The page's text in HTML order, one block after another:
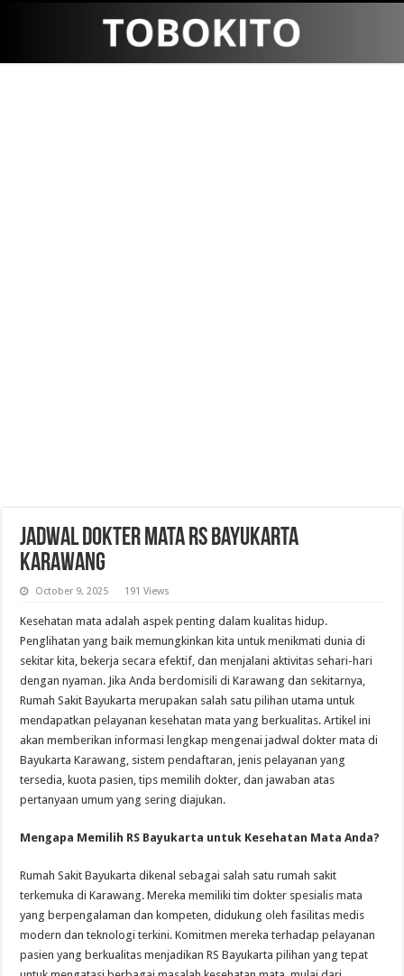
Jadwal Dokter Mata RS Bayukarta
Karawang
October 9, 2025 191 Views
Kesehatan mata adalah aspek penting dalam kualitas hidup.
Penglihatan yang baik memungkinkan kita untuk menikmati dunia di
sekitar kita, bekerja secara efektif, dan menjalani aktivitas sehari-hari
dengan nyaman. Jika Anda berdomisili di Karawang dan sekitarnya,
Rumah Sakit Bayukarta merupakan salah satu pilihan utama untuk
mendapatkan pelayanan kesehatan mata yang berkualitas. Artikel ini
akan memberikan informasi lengkap mengenai jadwal dokter mata di
Bayukarta Karawang, sistem pendaftaran, jenis pelayanan yang
tersedia, kuota pasien, tips memilih dokter, dan jawaban atas
pertanyaan umum yang sering diajukan.
Mengapa Memilih RS Bayukarta untuk Kesehatan Mata Anda?
Rumah Sakit Bayukarta dikenal sebagai salah satu rumah sakit
terkemuka di Karawang. Mereka memiliki tim dokter spesialis mata
yang berpengalaman dan kompeten, didukung oleh fasilitas medis
modern dan teknologi terkini. Komitmen mereka terhadap pelayanan
pasien yang berkualitas menjadikan RS Bayukarta pilihan yang tepat